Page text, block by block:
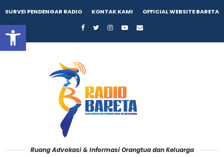
Open toolbar
SURVEI PENDENGAR RADIO KONTAK KAMI OFFICIAL WEBSITE BARETA
Ruang Advokasi & Informasi Orangtua dan Keluarga